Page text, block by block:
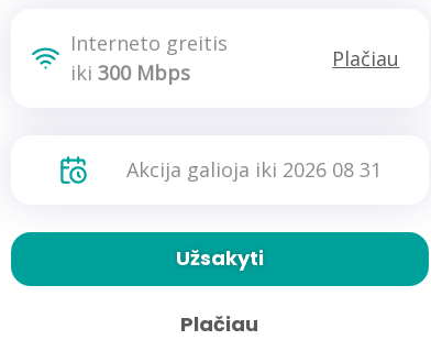
Interneto greitis
iki 300 Mbps
Plačiau
Akcija galioja iki 2026 08 31
Užsakyti
Plačiau